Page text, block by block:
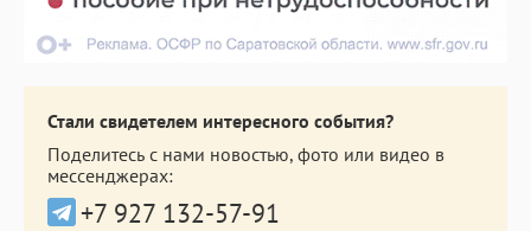
Стали свидетелем интересного события?
Поделитесь с нами новостью, фото или видео в
мессенджерах:
+7 927 132-57-91